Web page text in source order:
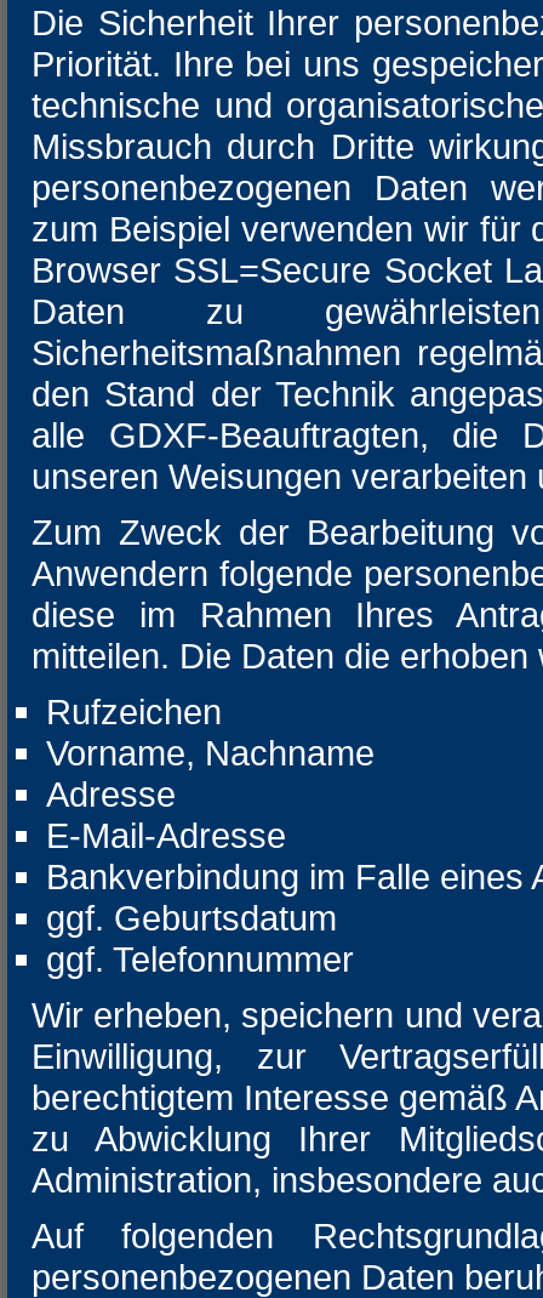
Die Sicherheit Ihrer
Priorität. Ihre bei uns
technische und
Missbrauch durch Dritte
personenbezogenen Daten
zum Beispiel verwenden wir für
Browser SSL=Secure Socket
Daten zu
Sicherheitsmaßnahmen
den Stand der Technik
alle GDXF-Beauftragten, die
unseren Weisungen verarbeiten
Zum Zweck der Bearbeitung
Anwendern folgende
diese im Rahmen Ihres
mitteilen. Die Daten die erhoben
Rufzeichen
Vorname, Nachname
Adresse
E-Mail-Adresse
Bankverbindung im Falle
ggf. Geburtsdatum
ggf. Telefonnummer
Wir erheben, speichern und
Einwilligung, zur
berechtigtem Interesse gemäß
zu Abwicklung Ihrer
Administration, insbesondere
Auf folgenden
personenbezogenen Daten